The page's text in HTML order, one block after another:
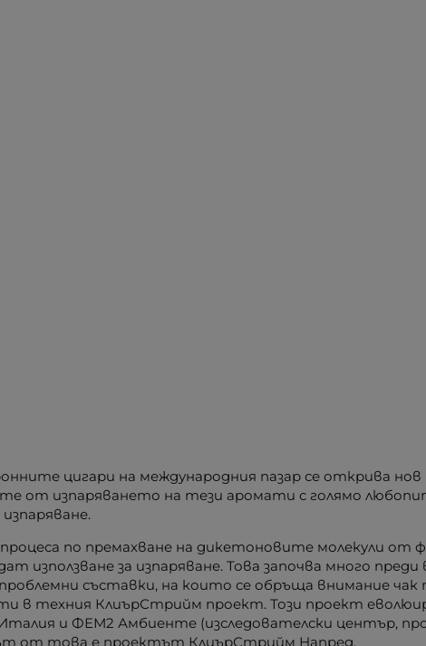
цигари на международния пазар се открива
от изпаряването на тези аромати с голямо
процеса по премахване на дикетоновите молекули
използване за изпаряване. Това започва много
съставки, на които се обръща внимание чак
в техния КлиърСтрийм проект. Този проект
и ФЕМ2 Амбиенте (изследователски център,
от това е проектът КлиърСтрийм Напред.